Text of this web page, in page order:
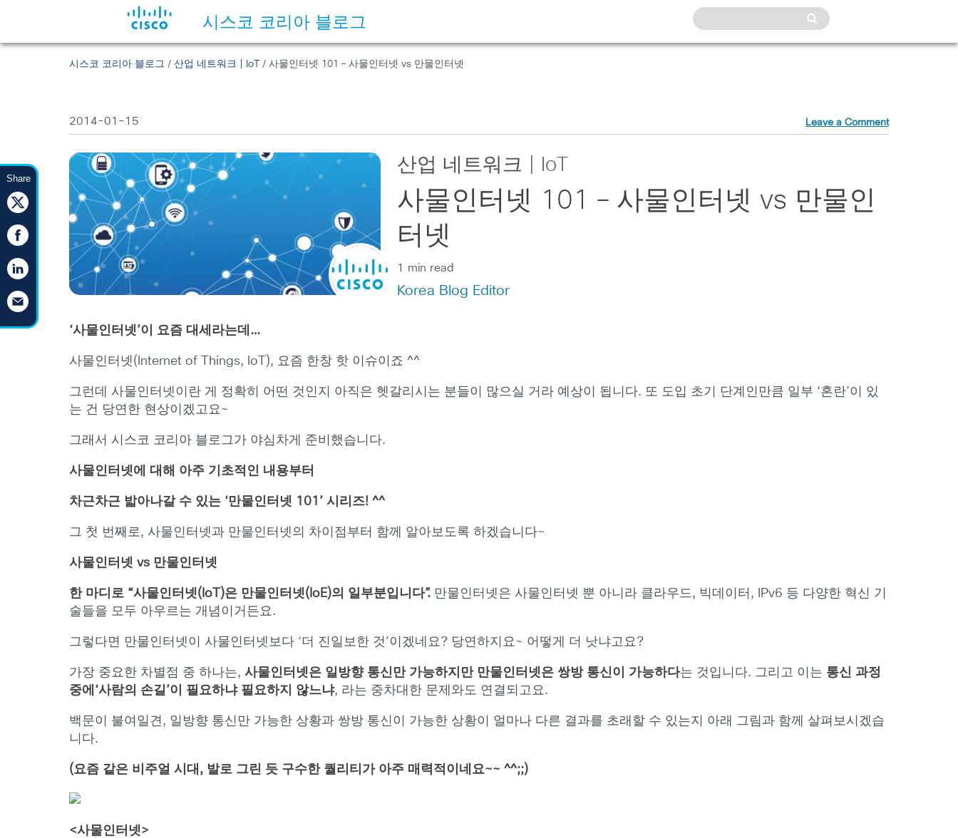
시스코 코리아 블로그
Share
시스코 코리아 블로그 /산업 네트워크 | IoT / 사물인터넷 101 – 사물인터넷 vs 만물인터넷
2014-01-15 Leave a Comment
산업 네트워크 | IoT
사물인터넷 101 – 사물인터넷 vs 만물인
터넷
1 min read
Korea Blog Editor
‘사물인터넷’이 요즘 대세라는데…
사물인터넷(Internet of Things, IoT), 요즘 한창 핫 이슈이죠 ^^
그런데 사물인터넷이란 게 정확히 어떤 것인지 아직은 헷갈리시는 분들이 많으실 거라 예상이 됩니다. 또 도입 초기 단계인만큼 일부 ‘혼란’이 있
는 건 당연한 현상이겠고요~
그래서 시스코 코리아 블로그가 야심차게 준비했습니다.
사물인터넷에 대해 아주 기초적인 내용부터
차근차근 밟아나갈 수 있는 ‘만물인터넷 101’ 시리즈! ^^
그 첫 번째로, 사물인터넷과 만물인터넷의 차이점부터 함께 알아보도록 하겠습니다~
사물인터넷 vs 만물인터넷
한 마디로 “사물인터넷(IoT)은 만물인터넷(IoE)의 일부분입니다”. 만물인터넷은 사물인터넷 뿐 아니라 클라우드, 빅데이터, IPv6 등 다양한 혁신 기
술들을 모두 아우르는 개념이거든요.
그렇다면 만물인터넷이 사물인터넷보다 ‘더 진일보한 것’이겠네요? 당연하지요~ 어떻게 더 낫냐고요?
가장 중요한 차별점 중 하나는,사물인터넷은 일방향 통신만 가능하지만 만물인터넷은 쌍방 통신이 가능하다는 것입니다. 그리고 이는 통신 과정
중에 ‘사람의 손길’이 필요하냐 필요하지 않느냐, 라는 중차대한 문제와도 연결되고요.
백문이 불여일견, 일방향 통신만 가능한 상황과 쌍방 통신이 가능한 상황이 얼마나 다른 결과를 초래할 수 있는지 아래 그림과 함께 살펴보시겠습
니다.
(요즘 같은 비주얼 시대, 발로 그린 듯 구수한 퀄리티가 아주 매력적이네요~~ ^^;;)
<사물인터넷>